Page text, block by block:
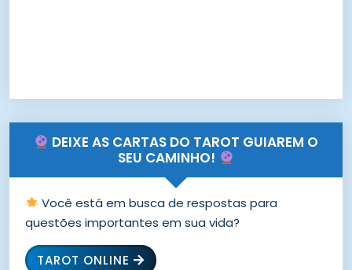
DEIXE AS CARTAS DO TAROT GUIAREM O
SEU CAMINHO!
Você está em busca de respostas para
questões importantes em sua vida?
TAROT ONLINE